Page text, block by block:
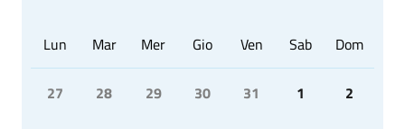
Lun Mar Mer Gio Ven Sab Dom
27 28 29 30 31 1 2